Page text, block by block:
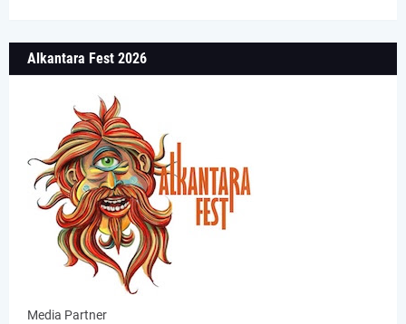
Alkantara Fest 2026
Media Partner